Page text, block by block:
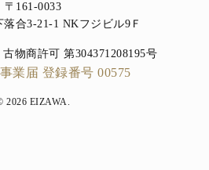
〒161-0033
合3-21-1 NKフジビル9Ｆ
物商許可 第304371208195号
業届 登録番号 00575
2026 EIZAWA.